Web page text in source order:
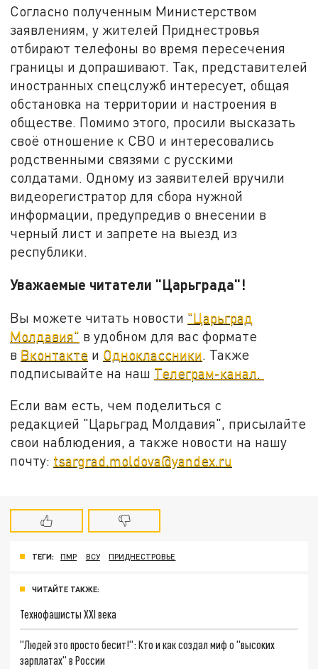
Согласно полученным Министерством
заявлениям, у жителей Приднестровья
отбирают телефоны во время пересечения
границы и допрашивают. Так, представителей
иностранных спецслужб интересует, общая
обстановка на территории и настроения в
обществе. Помимо этого, просили высказать
своё отношение к СВО и интересовались
родственными связями с русскими
солдатами. Одному из заявителей вручили
видеорегистратор для сбора нужной
информации, предупредив о внесении в
черный лист и запрете на выезд из
республики.
Уважаемые читатели "Царьграда"!
Вы можете читать новости "Царьград
Молдавия" в удобном для вас формате
в Вконтакте и Одноклассники . Также
подписывайте на наш Телеграм-канал.
Если вам есть, чем поделиться с
редакцией "Царьград Молдавия", присылайте
свои наблюдения, а также новости на нашу
почту: tsargrad.moldova@yandex.ru
ТЕГИ: ПМР ВСУ ПРИДНЕСТРОВЬЕ
ЧИТАЙТЕ ТАКЖЕ:
Технофашисты XXI века
"Людей это просто бесит!": Кто и как создал миф о "высоких
зарплатах" в России